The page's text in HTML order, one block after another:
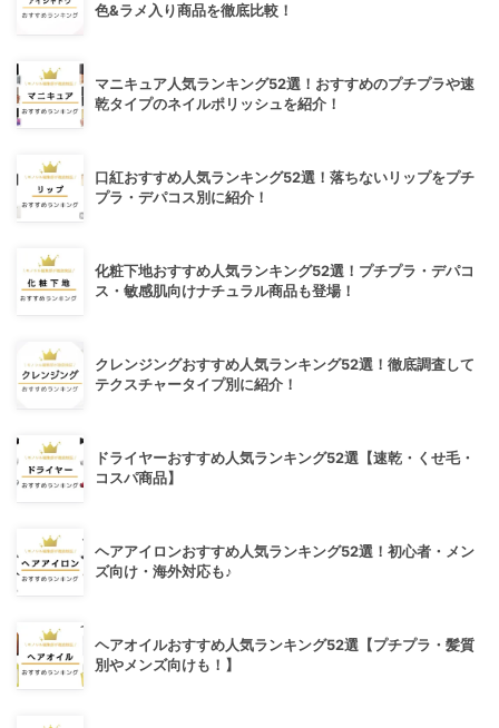
色&ラメ入り商品を徹底比較！
マニキュア人気ランキング52選！おすすめのプチプラや速
乾タイプのネイルポリッシュを紹介！
口紅おすすめ人気ランキング52選！落ちないリップをプチ
プラ・デパコス別に紹介！
化粧下地おすすめ人気ランキング52選！プチプラ・デパコ
ス・敏感肌向けナチュラル商品も登場！
クレンジングおすすめ人気ランキング52選！徹底調査して
テクスチャータイプ別に紹介！
ドライヤーおすすめ人気ランキング52選【速乾・くせ毛・
コスパ商品】
ヘアアイロンおすすめ人気ランキング52選！初心者・メン
ズ向け・海外対応も♪
ヘアオイルおすすめ人気ランキング52選【プチプラ・髪質
別やメンズ向けも！】